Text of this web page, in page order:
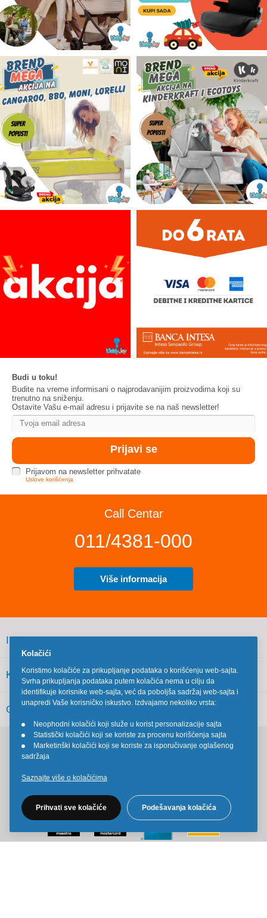
Budi u toku!
Budite na vreme informisani o najprodavanijim proizvodima koji su
trenutno na sniženju.
Ostavite Vašu e-mail adresu i prijavite se na naš newsletter!
Prijavom na newsletter prihvatate
Uslove korišćenja
Call Centar
011/4381-000
Više informacija
INFORMACIJE
KORISNIČKI SERVIS
OSTALO
Kolačići
Koristimo kolačiće za prikupljanje podataka o korišćenju web-sajta.
Svrha prikupljanja podataka putem kolačića nema u cilju da
identifikuje korisnike web-sajta, već da poboljša sadržaj web-sajta i
unapredi Vaše korisničko iskustvo. Izdvajamo nekoliko vrsta:
•
Neophodni kolačići koji služe u korist personalizacije sajta
•
Statistički kolačići koji se koriste za procenu korišćenja sajta
•
Marketinški kolačići koji se koriste za isporučivanje oglašenog
sadržaja
Saznajte više o kolačićima
Prihvati sve kolačiće Podešavanja kolačića